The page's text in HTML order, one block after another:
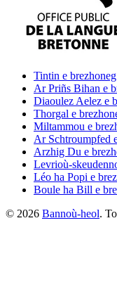
Tintin e brezhoneg
Ar Priñs Bihan e
Diaoulez Aelez e
Thorgal e
Miltammou e
Ar Schtroumpfed
Arzhig Du e
Levrioù-
Léo ha Popi e
Boule ha Bill e
© 2026 Bannoù-heol.